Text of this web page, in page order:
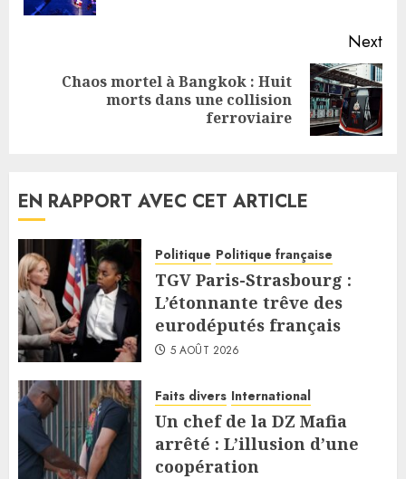
Next
Chaos mortel à Bangkok : Huit
morts dans une collision
ferroviaire
EN RAPPORT AVEC CET ARTICLE
Politique Politique française
TGV Paris-Strasbourg :
L’étonnante trêve des
eurodéputés français
5 AOÛT 2026
Faits divers International
Un chef de la DZ Mafia
arrêté : L’illusion d’une
coopération